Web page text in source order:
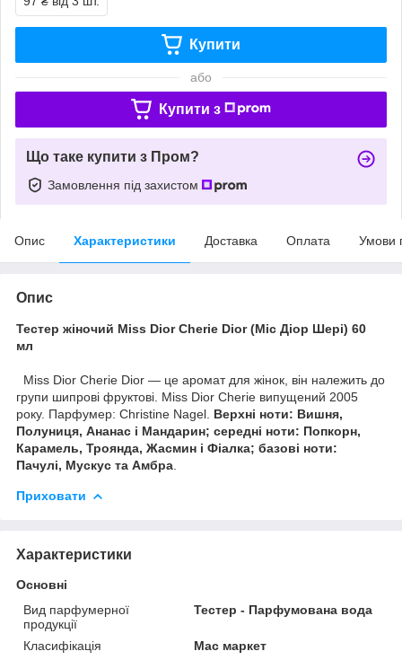
Купити
або
Купити з
Що таке купити з Пром?
Замовлення під захистом
Опис Характеристики Доставка Оплата Умови
Опис
Тестер жіночий Miss Dior Cherie Dior (Міс Діор Шері) 60
мл
Miss Dior Cherie Dior — це аромат для жінок, він належить до
групи шипрові фруктові. Miss Dior Cherie випущений 2005
року. Парфумер: Christine Nagel. Верхні ноти: Вишня,
Полуниця, Ананас і Мандарин; середні ноти: Попкорн,
Карамель, Троянда, Жасмин і Фіалка; базові ноти:
Пачулі, Мускус та Амбра
Приховати
Характеристики
Основні
Вид парфумерної
продукції
Тестер - Парфумована вода
Класифікація
Мас маркет